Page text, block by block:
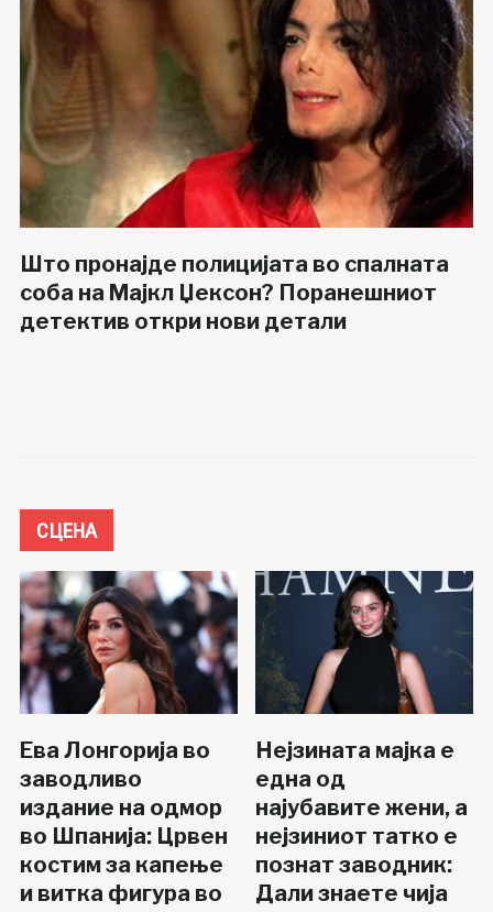
Што пронајде полицијата во спалната
соба на Мајкл Џексон? Поранешниот
детектив откри нови детали
СЦЕНА
Ева Лонгорија во
заводливо
издание на одмор
во Шпанија: Црвен
костим за капење
и витка фигура во
Нејзината мајка е
една од
најубавите жени, а
нејзиниот татко е
познат заводник:
Дали знаете чија